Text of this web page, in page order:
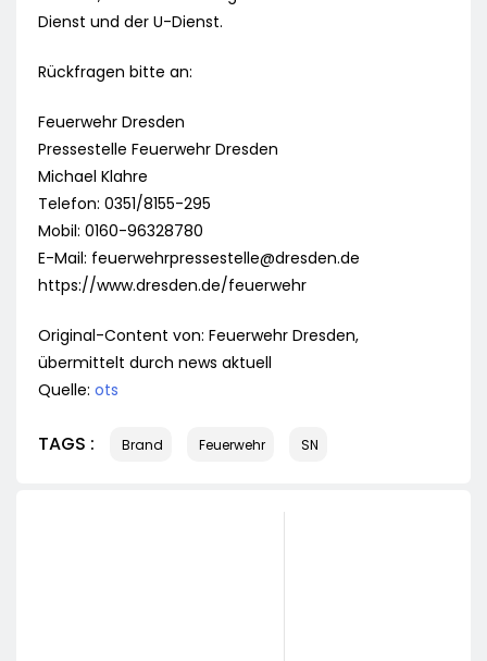
Dienst und der U-Dienst.
Rückfragen bitte an:
Feuerwehr Dresden
Pressestelle Feuerwehr Dresden
Michael Klahre
Telefon: 0351/8155-295
Mobil: 0160-96328780
E-Mail: feuerwehrpressestelle@dresden.de
https://www.dresden.de/feuerwehr
Original-Content von: Feuerwehr Dresden,
übermittelt durch news aktuell
Quelle: ots
TAGS : Brand Feuerwehr SN